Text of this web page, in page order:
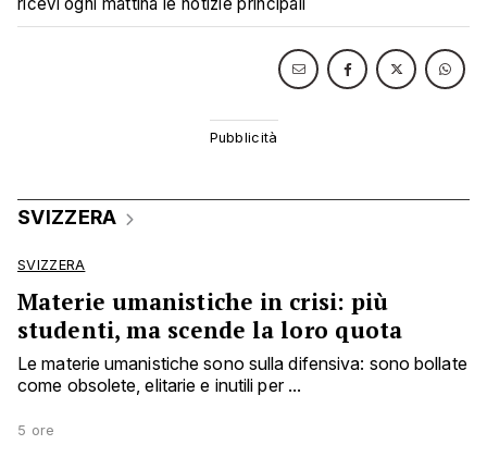
ricevi ogni mattina le notizie principali
SVIZZERA
SVIZZERA
Materie umanistiche in crisi: più
studenti, ma scende la loro quota
Le materie umanistiche sono sulla difensiva: sono bollate
come obsolete, elitarie e inutili per ...
5 ore